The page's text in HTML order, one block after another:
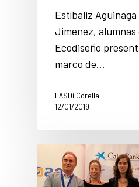
Estíbaliz
Jimenez, alumnas
Ecodiseño
marco de…
EASDi Corella
12/01/2019